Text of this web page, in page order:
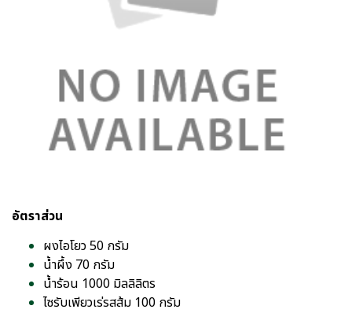
อัตราส่วน
ผงไอโยว 50 กรัม
น้ำผึ้ง 70 กรัม
น้ำร้อน 1000 มิลลิลิตร
ไซรับเพียวเร่รสส้ม 100 กรัม